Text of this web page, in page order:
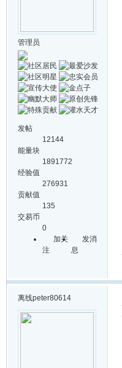
管理员
发帖
12144
能量块
1891772
经验值
276931
贡献值
135
交易币
0
加关
注
发消
息
离线peter80614